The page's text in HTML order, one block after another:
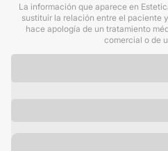
La información que aparece en
sustituir la relación entre el paciente
hace apología de un tratamiento
comercial o de